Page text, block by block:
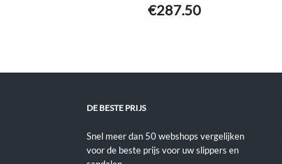
€287.50
DE BESTE PRIJS
Snel meer dan 50 webshops vergelijken
voor de beste prijs voor uw slippers en